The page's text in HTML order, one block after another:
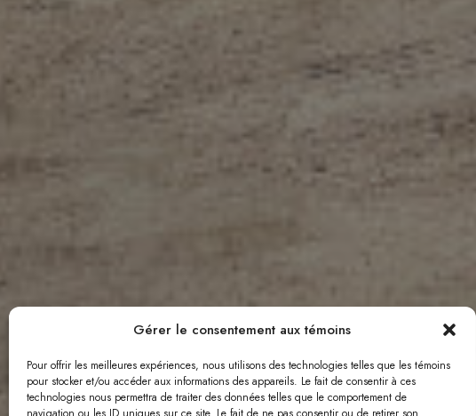
Gérer le consentement aux témoins
Pour offrir les meilleures expériences, nous utilisons des technologies telles que les témoins
pour stocker et/ou accéder aux informations des appareils. Le fait de consentir à ces
technologies nous permettra de traiter des données telles que le comportement de
Carrières -